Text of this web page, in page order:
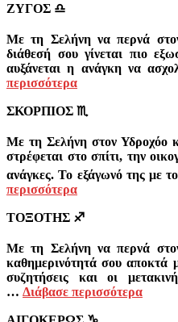
ΖΥΓΟΣ ♎
Με τη Σελήνη να περνά
διάθεσή σου γίνεται πιο
αυξάνεται η ανάγκη να
περισσότερα
ΣΚΟΡΠΙΟΣ ♏
Με τη Σελήνη στον Υδροχόο
στρέφεται στο σπίτι, την
ανάγκες. Το εξάγωνό της με
περισσότερα
ΤΟΞΟΤΗΣ ♐
Με τη Σελήνη να περνά
καθημερινότητά σου αποκτά
συζητήσεις και οι
… Διάβασε περισσότερα